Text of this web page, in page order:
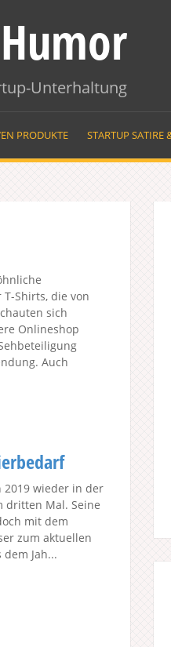
Unterhaltung
PRODUKTE STARTUP SATIRE
Shirts, die von
sich
Onlineshop
Auch
2019 wieder in der
dritten Mal. Seine
mit dem
zum aktuellen
Jah...